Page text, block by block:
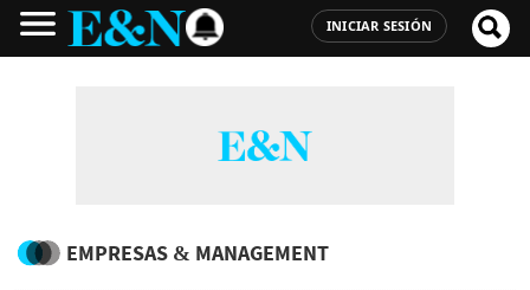
INICIAR SESIÓN
EMPRESAS & MANAGEMENT